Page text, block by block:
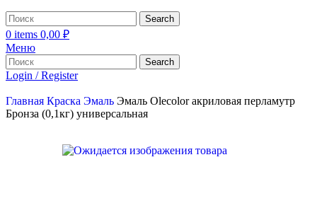
Search
0 items 0,00 ₽
Меню
Search
Login / Register
Главная Краска Эмаль Эмаль Olecolor акриловая перламутр
Бронза (0,1кг) универсальная